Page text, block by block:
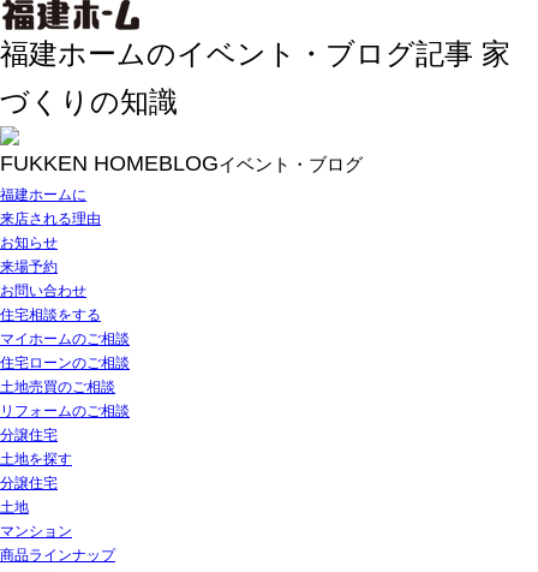
福建ホームのイベント・ブログ記事 家
づくりの知識
FUKKEN HOMEBLOGイベント・ブログ
福建ホームに
来店される理由
お知らせ
来場予約
お問い合わせ
住宅相談をする
マイホームのご相談
住宅ローンのご相談
土地売買のご相談
リフォームのご相談
分譲住宅
土地を探す
分譲住宅
土地
マンション
商品ラインナップ